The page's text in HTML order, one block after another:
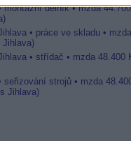
montážní dělník • mzda
• práce ve skladu •
Jihlava)
• střídač • mzda 48.400
seřizování strojů • mzda
Jihlava)